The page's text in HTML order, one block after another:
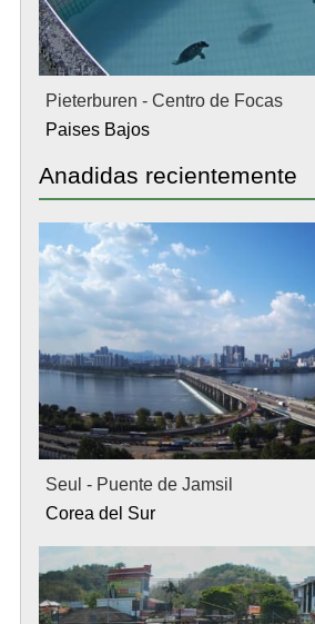
Pieterburen - Centro de Focas
Paises Bajos
Anadidas recientemente
Seul - Puente de Jamsil
Corea del Sur